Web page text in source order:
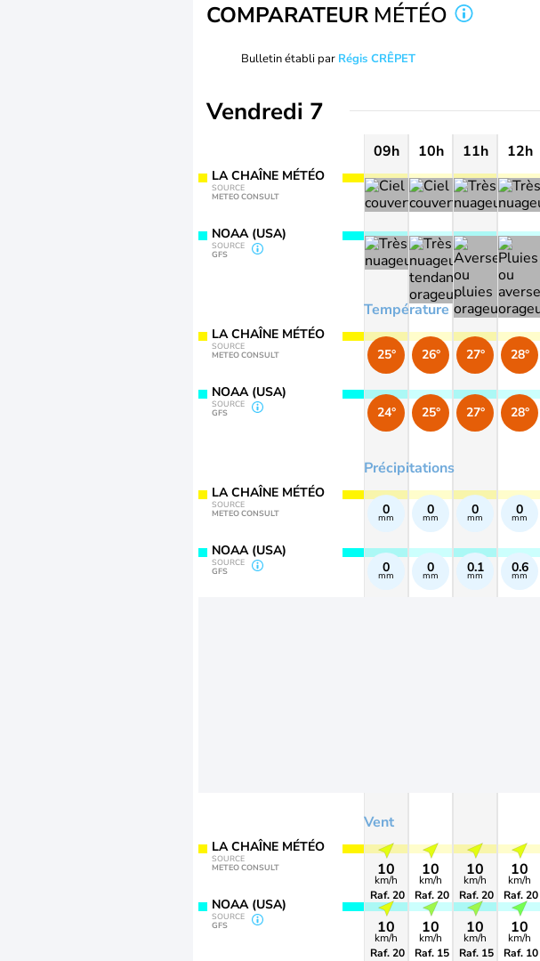
COMPARATEUR MÉTÉO
Bulletin établi par Régis CRÊPET
Vendredi 7
LA CHAÎNE MÉTÉO
SOURCE
METEO CONSULT
NOAA (USA)
SOURCE
GFS
LA CHAÎNE MÉTÉO
SOURCE
METEO CONSULT
NOAA (USA)
SOURCE
GFS
LA CHAÎNE MÉTÉO
SOURCE
METEO CONSULT
NOAA (USA)
SOURCE
GFS
LA CHAÎNE MÉTÉO
SOURCE
METEO CONSULT
NOAA (USA)
SOURCE
GFS
09h 10h 11h 12h
Température
Précipitations
Vent
25°
24°
0
mm
0
mm
10
km/h
Raf. 20
10
km/h
Raf. 20
26°
25°
0
mm
0
mm
10
km/h
Raf. 20
10
km/h
Raf. 15
27°
27°
0
mm
0.1
mm
10
km/h
Raf. 20
10
km/h
Raf. 15
28°
28°
0
mm
0.6
mm
10
km/h
Raf. 20
10
km/h
Raf. 10